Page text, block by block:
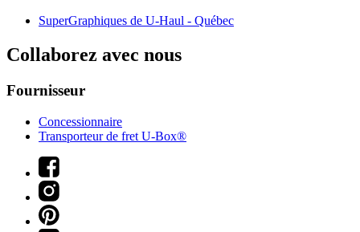
SuperGraphiques de U-Haul - Québec
Collaborez avec nous
Fournisseur
Concessionnaire
Transporteur de fret U-Box®